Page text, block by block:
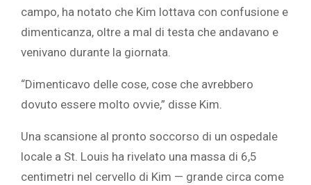
campo, ha notato che Kim lottava con confusione e
dimenticanza, oltre a mal di testa che andavano e
venivano durante la giornata.
“Dimenticavo delle cose, cose che avrebbero
dovuto essere molto ovvie,” disse Kim.
Una scansione al pronto soccorso di un ospedale
locale a St. Louis ha rivelato una massa di 6,5
centimetri nel cervello di Kim — grande circa come